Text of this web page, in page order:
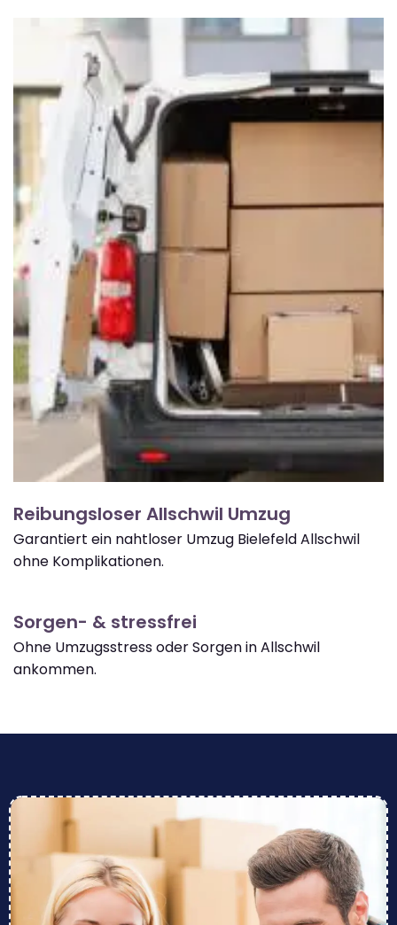
Reibungsloser Allschwil Umzug
Garantiert ein nahtloser Umzug Bielefeld Allschwil
ohne Komplikationen.
Sorgen- & stressfrei
Ohne Umzugsstress oder Sorgen in Allschwil
ankommen.